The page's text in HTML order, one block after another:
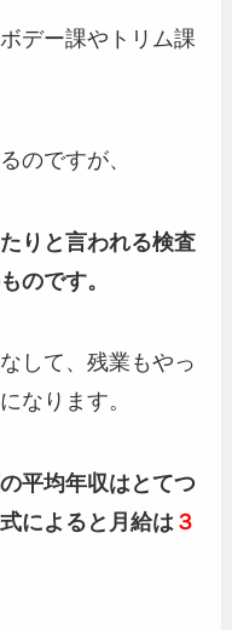
デー課やトリム課
のですが、
りと言われる検査
のです。
して、残業もやっ
なります。
平均年収はとてつ
によると月給は ３